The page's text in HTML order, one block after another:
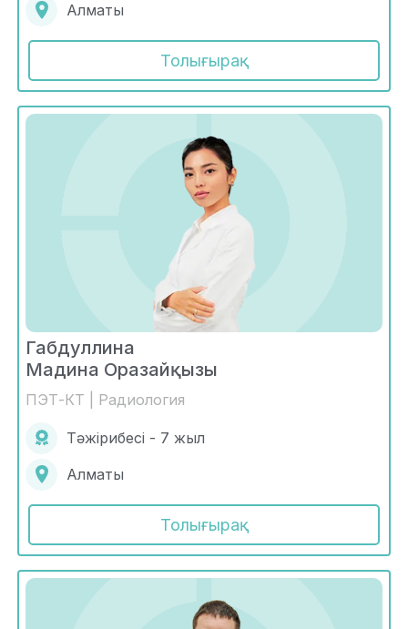
Алматы
Толығырақ
Габдуллина
Мадина Оразайқызы
ПЭТ-КТ | Радиология
Тәжірибесі - 7 жыл
Алматы
Толығырақ